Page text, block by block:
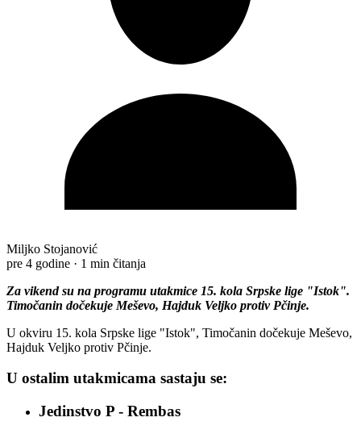
Miljko Stojanović
pre 4 godine · 1 min čitanja
Za vikend su na programu utakmice 15. kola Srpske lige "Istok".
Timočanin dočekuje Meševo, Hajduk Veljko protiv Pčinje.
U okviru 15. kola Srpske lige "Istok", Timočanin dočekuje Meševo,
Hajduk Veljko protiv Pčinje.
U ostalim utakmicama sastaju se:
Jedinstvo P - Rembas